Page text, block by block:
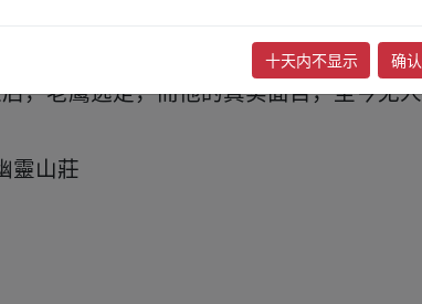
个局，亦在将企图造反的幽灵山庄众人捉
成性的胡斐竟然也是八皇爷派到这里来的
，老鹰逃走，而他的真实面目，至今无
山莊
十天内不显示 确认